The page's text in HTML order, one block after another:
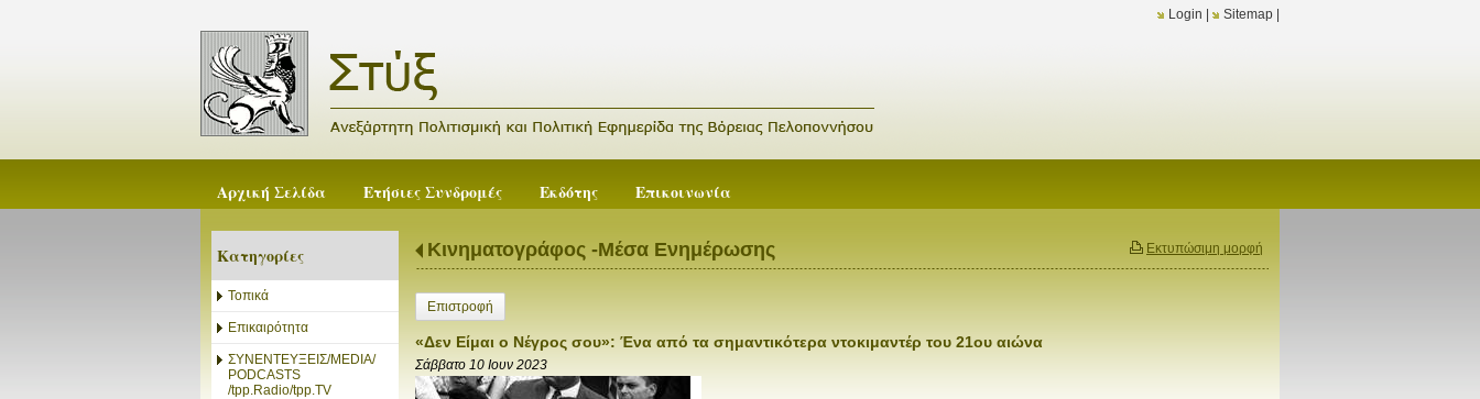
Login Sitemap
Αρχική Σελίδα Ετήσιες Συνδρομές Εκδότης Επικοινωνία
Κατηγορίες
Τοπικά
Επικαιρότητα
ΣΥΝΕΝΤΕΥΞΕΙΣ/MEDIA/
PODCASTS
/tpp.Radio/tpp.TV
Εκτυπώσιμη μορφή
Κινηματογράφος -Μέσα Ενημέρωσης
Επιστροφή
«Δεν Είμαι ο Νέγρος σου»: Ένα από τα σημαντικότερα ντοκιμαντέρ του 21ου αιώνα
Σάββατο 10 Ιουν 2023